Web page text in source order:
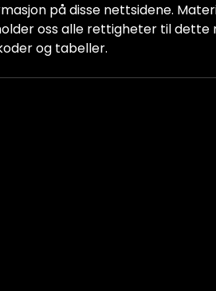
på disse nettsidene.
oss alle rettigheter til
og tabeller.